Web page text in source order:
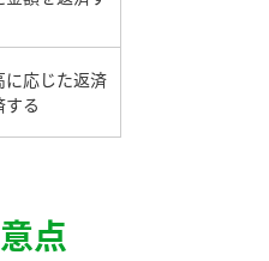
に応じた返済
る
点